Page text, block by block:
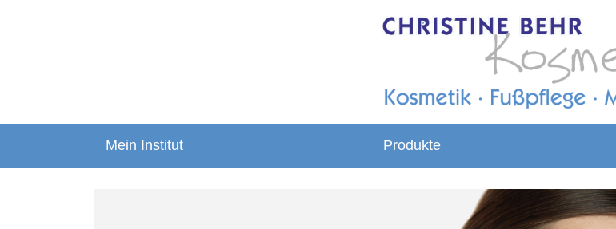
Mein Institut Produkte